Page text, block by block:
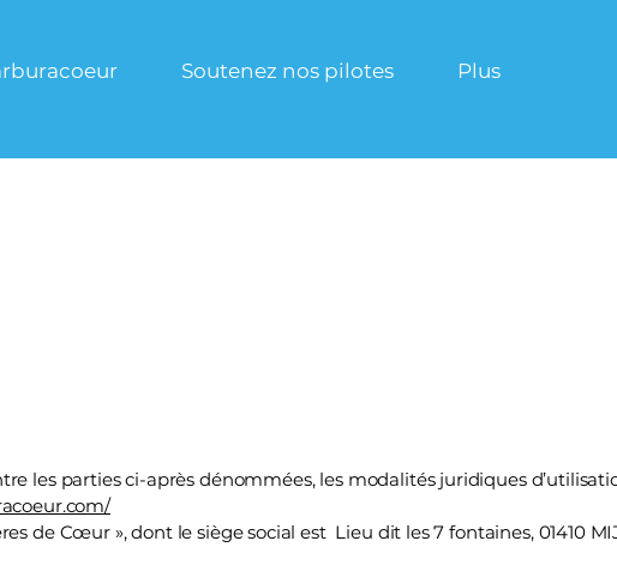
Soutenez nos pilotes Plus
les parties ci-après dénommées, les modalités juridiques
de Cœur », dont le siège social est Lieu dit les 7 fontaines, 01410